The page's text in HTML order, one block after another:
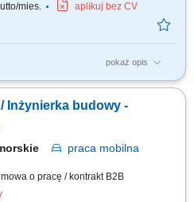
mies. aplikuj bez CV
pokaż opis
z Kierownikiem Budowy.
dokumentacji, kontrola
Inżynierka budowy -
praca mobilna
o pracę / kontrakt B2B